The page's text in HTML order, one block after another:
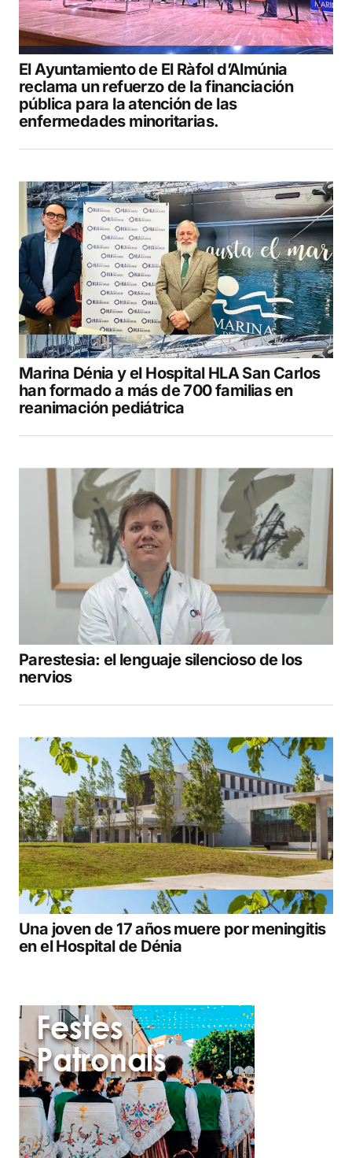
El Ayuntamiento de El Ràfol d’Almúnia
reclama un refuerzo de la financiación
pública para la atención de las
enfermedades minoritarias.
Marina Dénia y el Hospital HLA San Carlos
han formado a más de 700 familias en
reanimación pediátrica
Parestesia: el lenguaje silencioso de los
nervios
Una joven de 17 años muere por meningitis
en el Hospital de Dénia